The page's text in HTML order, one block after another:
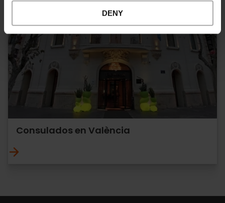
DENY
Consulados en València